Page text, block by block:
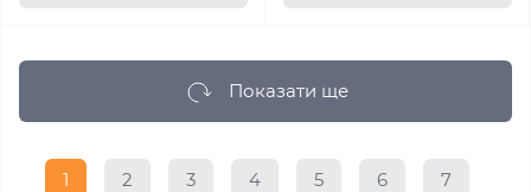
Показати ще
1 2 3 4 5 6 7